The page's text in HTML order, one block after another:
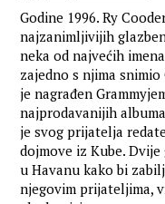
Godine 1996. Ry
najzanimljivijih
neka od najvećih
zajedno s njima
je nagrađen
najprodavanijih
je svog prijatelja
dojmove iz Kube.
u Havanu kako bi
njegovim prijateljima,